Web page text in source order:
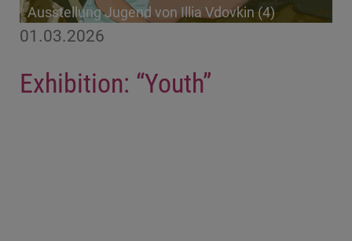
01.03.2026
Exhibition: “Youth”
Ausstellung Jugend von Illia Vdovkin (4)